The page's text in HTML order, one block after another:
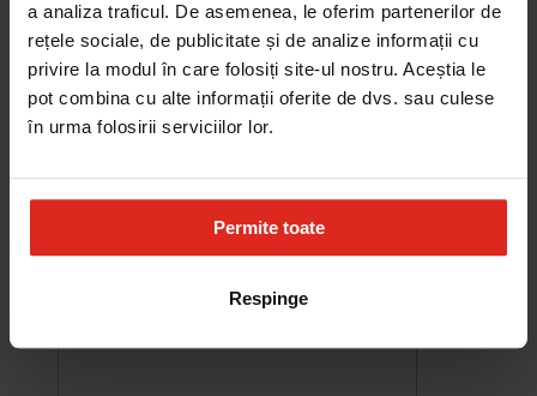
a analiza traficul. De asemenea, le oferim partenerilor de
rețele sociale, de publicitate și de analize informații cu
privire la modul în care folosiți site-ul nostru. Aceștia le
pot combina cu alte informații oferite de dvs. sau culese
în urma folosirii serviciilor lor.
Permite toate
Respinge
-10%
Chiuveta Maris MRG 610-60
was 2.578,27 RON Pret special 2.320,44 RON
Adauga în cos